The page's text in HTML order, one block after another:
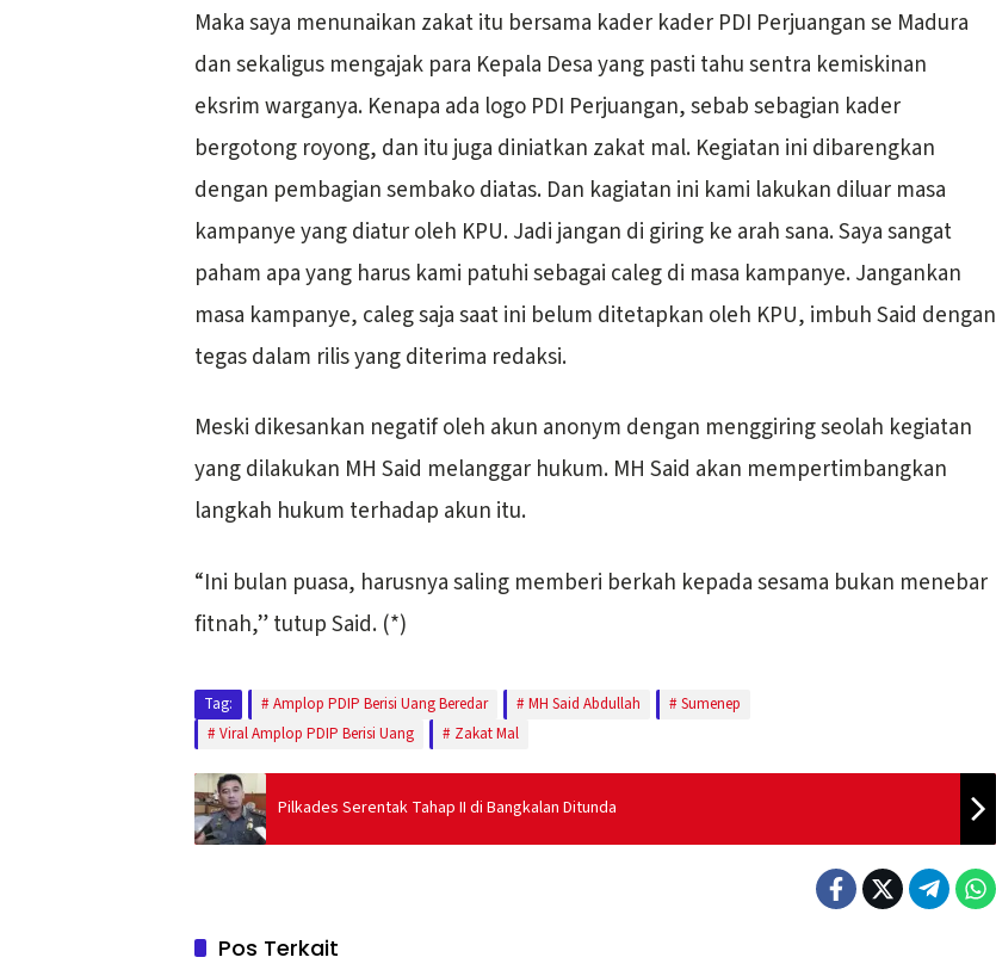
Maka saya menunaikan zakat itu bersama kader kader PDI Perjuangan se Madura
dan sekaligus mengajak para Kepala Desa yang pasti tahu sentra kemiskinan
eksrim warganya. Kenapa ada logo PDI Perjuangan, sebab sebagian kader
bergotong royong, dan itu juga diniatkan zakat mal. Kegiatan ini dibarengkan
dengan pembagian sembako diatas. Dan kagiatan ini kami lakukan diluar masa
kampanye yang diatur oleh KPU. Jadi jangan di giring ke arah sana. Saya sangat
paham apa yang harus kami patuhi sebagai caleg di masa kampanye. Jangankan
masa kampanye, caleg saja saat ini belum ditetapkan oleh KPU, imbuh Said dengan
tegas dalam rilis yang diterima redaksi.
Meski dikesankan negatif oleh akun anonym dengan menggiring seolah kegiatan
yang dilakukan MH Said melanggar hukum. MH Said akan mempertimbangkan
langkah hukum terhadap akun itu.
“Ini bulan puasa, harusnya saling memberi berkah kepada sesama bukan menebar
fitnah,” tutup Said. (*)
Tag: Amplop PDIP Berisi Uang Beredar MH Said Abdullah
Sumenep
Viral Amplop PDIP Berisi Uang
Zakat Mal
Pilkades Serentak Tahap II di Bangkalan Ditunda
Pos Terkait